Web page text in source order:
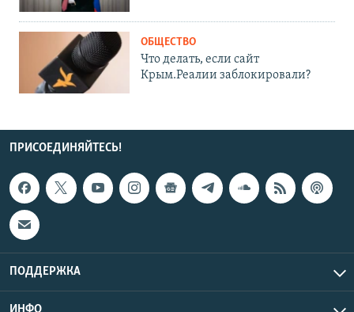
ОБЩЕСТВО
Что делать, если сайт
Крым.Реалии заблокировали?
ПРИСОЕДИНЯЙТЕСЬ!
ПОДДЕРЖКА
ИНФО